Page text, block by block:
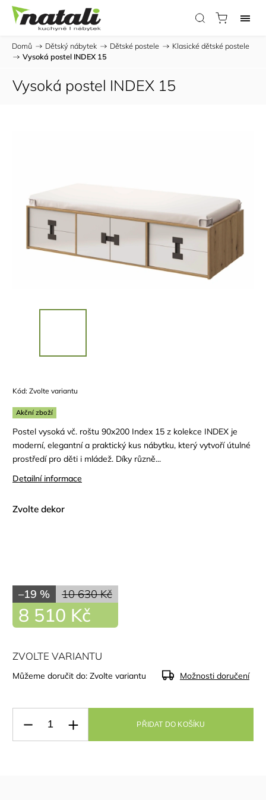
Domů / Dětský nábytek / Dětské postele /
Klasické dětské postele
/
Vysoká postel INDEX 15
Vysoká postel INDEX 15
Kód: Zvolte variantu
Akční zboží
Postel vysoká vč. roštu 90x200 Index 15 z kolekce INDEX je
moderní, elegantní a praktický kus nábytku, který vytvoří útulné
prostředí pro děti i mládež. Díky různě...
Detailní informace
Zvolte dekor
10 630 Kč
–19 %
8 510 Kč
ZVOLTE VARIANTU
Můžeme doručit do: Zvolte variantu Možnosti doručení
PŘIDAT DO KOŠÍKU